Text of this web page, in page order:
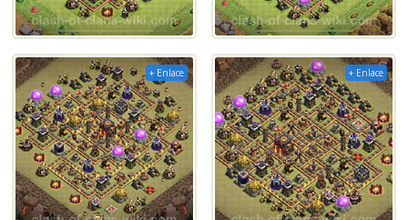
+ Enlace + Enlace